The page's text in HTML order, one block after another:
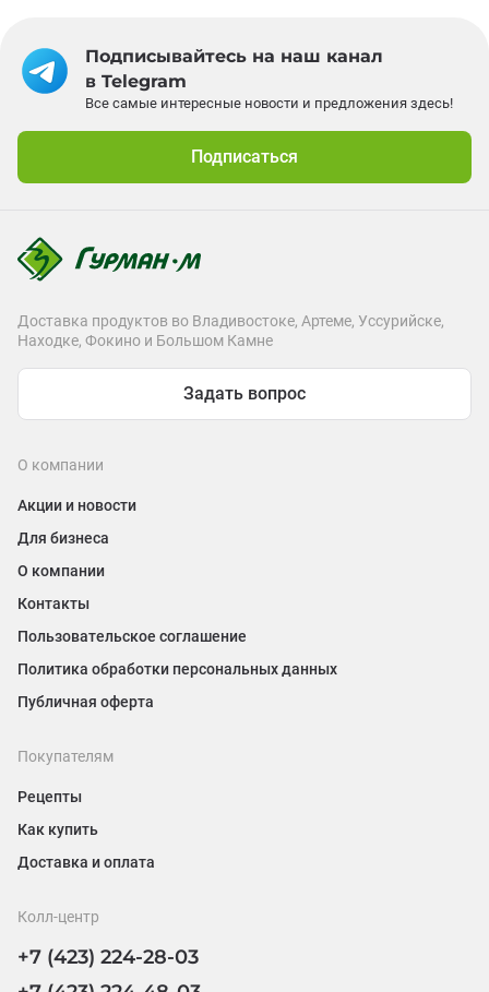
Подписывайтесь на наш канал
в Telegram
Все самые интересные новости и предложения здесь!
Подписаться
О компании
Акции и новости
Для бизнеса
О компании
Контакты
Пользовательское соглашение
Политика обработки персональных данных
Публичная оферта
Покупателям
Рецепты
Как купить
Доставка и оплата
Колл-центр
+7 (423) 224-28-03
Доставка продуктов во Владивостоке, Артеме, Уссурийске,
Находке, Фокино и Большом Камне
Задать вопрос